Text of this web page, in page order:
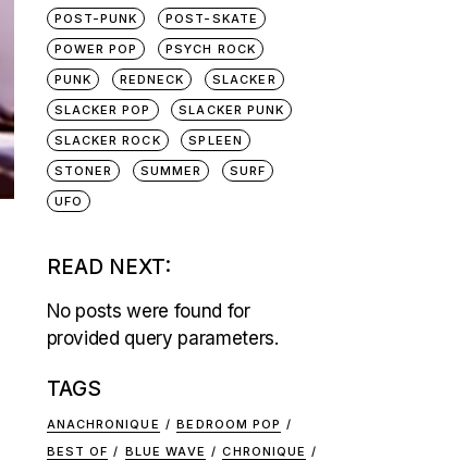
POST-PUNK
POST-SKATE
POWER POP
PSYCH ROCK
PUNK
REDNECK
SLACKER
SLACKER POP
SLACKER PUNK
SLACKER ROCK
SPLEEN
STONER
SUMMER
SURF
UFO
READ NEXT:
No posts were found for
provided query parameters.
TAGS
ANACHRONIQUE
BEDROOM POP
BEST OF
BLUE WAVE
CHRONIQUE